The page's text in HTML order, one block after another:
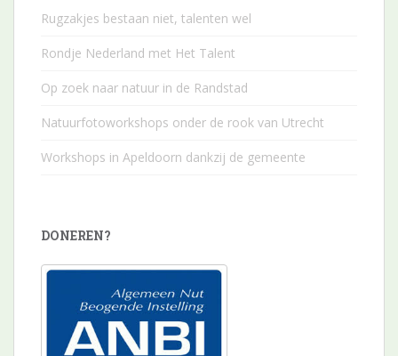
Rugzakjes bestaan niet, talenten wel
Rondje Nederland met Het Talent
Op zoek naar natuur in de Randstad
Natuurfotoworkshops onder de rook van Utrecht
Workshops in Apeldoorn dankzij de gemeente
DONEREN?